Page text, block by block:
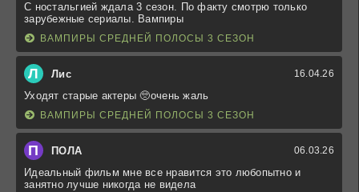
С ностальгией ждала 3 сезон. По факту смотрю только
зарубежные сериалы. Вампиры
ВАМПИРЫ СРЕДНЕЙ ПОЛОСЫ 3 СЕЗОН
Л Лис 16.04.26
Уходят старые актеры 🥺очень жаль
ВАМПИРЫ СРЕДНЕЙ ПОЛОСЫ 3 СЕЗОН
П ПОЛА 06.03.26
Идеальный фильм мне все нравится это любопытно и
занятно лучше никогда не видела